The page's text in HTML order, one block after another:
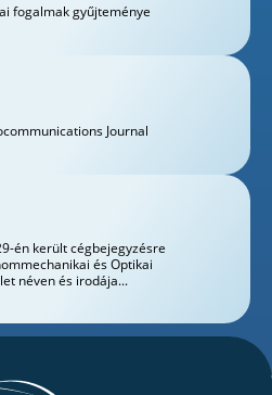
fogalmak gyűjteménye
Journal
én került cégbejegyzésre
és Optikai
néven és irodája...